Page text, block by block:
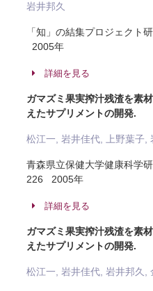
岩井邦久
「知」の結集プロジェク
2005年
詳細を見る
ガマズミ果実搾汁残渣を素
えたサプリメントの開発.
松江一, 岩井佳代, 上野葉子,
青森県立保健大学健康科学
226 2005年
詳細を見る
ガマズミ果実搾汁残渣を素
えたサプリメントの開発.
松江一, 岩井佳代, 岩井邦久,